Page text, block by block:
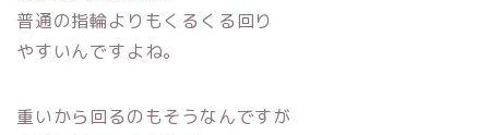
普通の指輪よりもくるくる回り
やすいんですよね。
重いから回るのもそうなんですが